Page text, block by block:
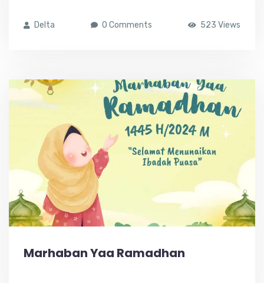
Delta 0 Comments 523 Views
Marhaban Yaa Ramadhan